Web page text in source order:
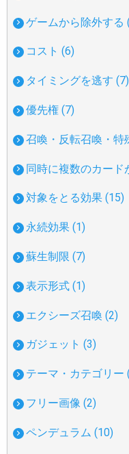
ゲームから除外する
コスト (6)
タイミングを逃す (7)
優先権 (7)
召喚・反転召喚・特
同時に複数のカード
対象をとる効果 (15)
永続効果 (1)
蘇生制限 (7)
表示形式 (1)
エクシーズ召喚 (2)
ガジェット (3)
テーマ・カテゴリー
フリー画像 (2)
ペンデュラム (10)